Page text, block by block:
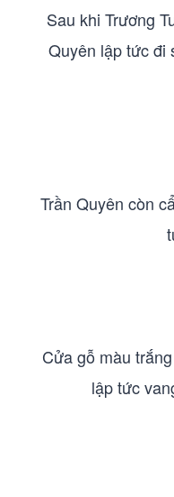
Sau khi Trương
Quyên lập tức đi
Trần Quyên còn
Cửa gỗ màu
lập tức